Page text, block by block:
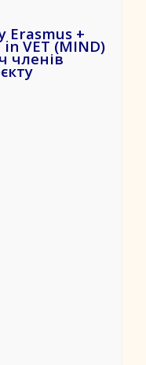
Erasmus +
VET (MIND)
членів